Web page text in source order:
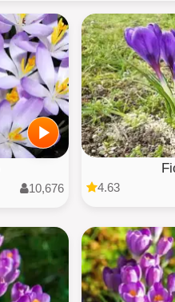
Paesaggio
torta
Bambini
10,676 4.63